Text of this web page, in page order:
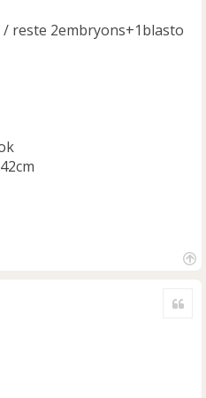
reste 2embryons+1blasto